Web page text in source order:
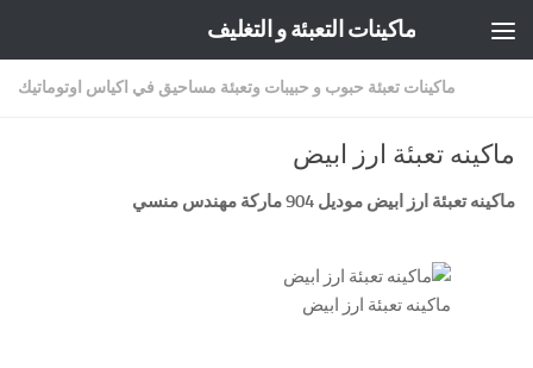
ماكينات التعبئة و التغليف
ماكينات تعبئة حبوب و حبيبات وتعبئة مساحيق في اكياس اوتوماتيك
ماكينه تعبئة ارز ابيض
ماكينه تعبئة ارز ابيض موديل 904 ماركة مهندس منسي
ماكينه تعبئة ارز ابيض